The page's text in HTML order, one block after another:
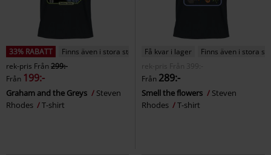
33% RABATT
Finns även i stora storlekar
rek-pris Från299:-
Från 199:-
Graham and the Greys
Steven
Rhodes
T-shirt
Få kvar i lager
Finns även i stora
rek-pris
Från
399:-
Från 289:-
Smell the flowers
Steven
Rhodes
T-shirt